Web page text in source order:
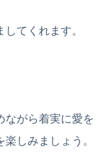
てくれます。
ながら着実に愛を
しみましょう。